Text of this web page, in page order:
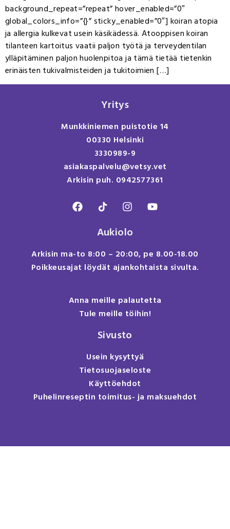
background_repeat=”repeat” hover_enabled=”0″
global_colors_info=”{}” sticky_enabled=”0″] koiran atopia
ja allergia kulkevat usein käsikädessä. Atooppisen koiran
tilanteen kartoitus vaatii paljon työtä ja terveydentilan
ylläpitäminen paljon huolenpitoa ja tämä tietää tietenkin
erinäisten tukivalmisteiden ja tukitoimien […]
Yritys
Munkkiniemen puistotie 14
00330 Helsinki
3330989-9
asiakaspalvelu@vetsy.vet
Arkisin puh. 0942577361
Aukiolo
Arkisin ma-to 8:00 – 20:00, pe 8.00-18.00
Poikkeusajat löydät ajankohtaista sivulta.
Anna meille palautetta
Tule meille töihin!
Sivusto
Usein kysyttyä
Tietosuojaseloste
Käyttöehdot
Puhelinreseptin toimitus- ja maksuehdot